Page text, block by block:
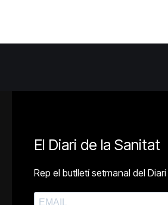
El Diari de la Sanitat
Rep el butlletí setmanal del